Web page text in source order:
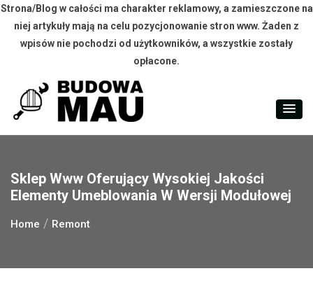
Strona/Blog w całości ma charakter reklamowy, a zamieszczone na
niej artykuły mają na celu pozycjonowanie stron www. Żaden z
wpisów nie pochodzi od użytkowników, a wszystkie zostały
opłacone.
content
Sklep Www Oferujący Wysokiej Jakości
Elementy Umeblowania W Wersji Modułowej
Home Remont